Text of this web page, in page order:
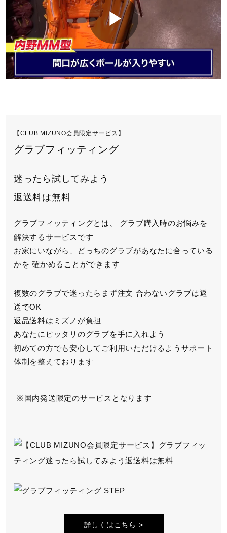
【CLUB MIZUNO会員限定サービス】
グラブフィッティング
迷ったら試してみよう
返送料は無料
グラブフィッティングとは、
グラブ購入時のお悩みを
解決するサービスです
お家にいながら、どっちのグラブがあなたに合っている
かを 確かめることができます
複数のグラブで迷ったらまず注文 合わないグラブは返
送でOK
返品送料はミズノが負担
あなたにピッタリのグラブを手に入れよう
初めての方でも安心してご利用いただけるよう サポート
体制を整えております
国内発送限定のサービスとなります
詳しくはこちら